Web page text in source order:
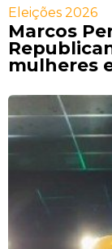
Eleições 2026
Marcos
mulheres